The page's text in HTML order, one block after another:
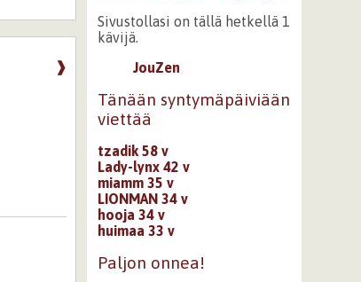
❱
Sivustollasi on tällä hetkellä 1
kävijä.
JouZen
Tänään syntymäpäiviään
viettää
tzadik 58 v
Lady-lynx 42 v
miamm 35 v
LIONMAN 34 v
hooja 34 v
huimaa 33 v
Paljon onnea!